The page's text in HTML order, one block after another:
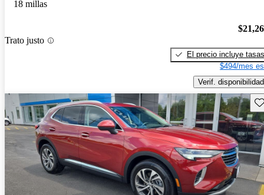
18 millas
Trato justo
El precio incluye tasas
$494/mes
Verif. disponibilidad